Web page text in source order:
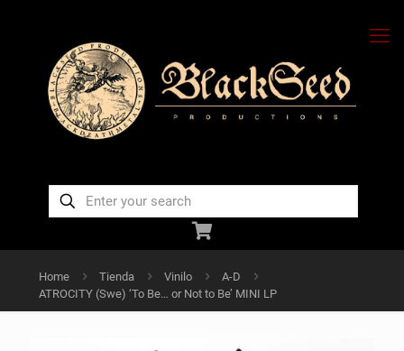
Home Tienda Vinilo
A-D
ATROCITY (Swe) ‘To Be… or Not to Be’ MINI LP